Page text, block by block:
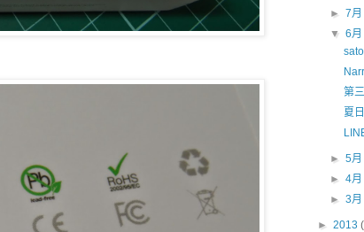
►7
▼6
第
夏
►5
►4
►3
► 2013